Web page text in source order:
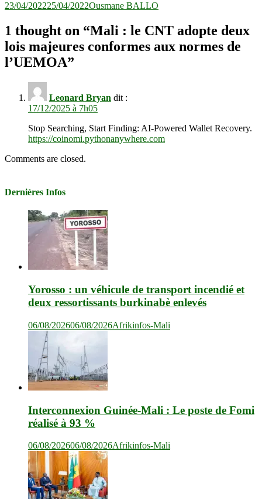
23/04/202225/04/2022Ousmane BALLO
1 thought on “Mali : le CNT adopte deux
lois majeures conformes aux normes de
l’UEMOA”
Leonard Bryan dit :
17/12/2025 à 7h05
Stop Searching, Start Finding: AI-Powered Wallet Recovery.
https://coinomi.pythonanywhere.com
Comments are closed.
Dernières Infos
Yorosso : un véhicule de transport incendié et
deux ressortissants burkinabè enlevés
06/08/202606/08/2026Afrikinfos-Mali
Interconnexion Guinée-Mali : Le poste de Fomi
réalisé à 93 %
06/08/202606/08/2026Afrikinfos-Mali